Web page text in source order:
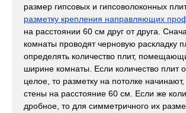
размер гипсовых и гипсоволоконных
разметку крепления направляющих
на расстоянии 60 см друг от друга.
комнаты проводят черновую раскладку
определять количество плит,
ширине комнаты. Если количество плит
целое, то разметку на потолке начинают,
стены на расстояние 60 см. Если же
дробное, то для симметричного их